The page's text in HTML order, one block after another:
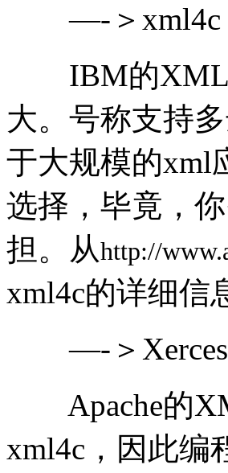
—-＞xml4c
IBM的XML
大。号称支持
于大规模的xml
选择，毕竟，
担。从http://
xml4c的详细信
—-＞Xerces
Apache的
xml4c，因此编